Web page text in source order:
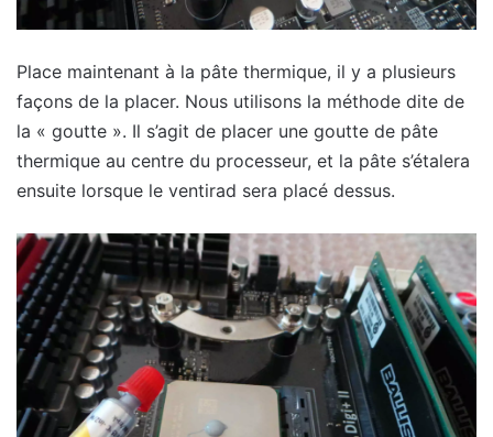
Place maintenant à la pâte thermique, il y a plusieurs
façons de la placer. Nous utilisons la méthode dite de
la « goutte ». Il s’agit de placer une goutte de pâte
thermique au centre du processeur, et la pâte s’étalera
ensuite lorsque le ventirad sera placé dessus.